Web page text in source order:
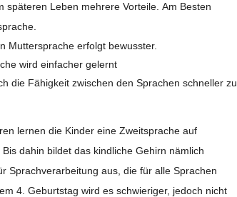
späteren Leben mehrere Vorteile. Am Besten
Muttersprache erfolgt bewusster.
wird einfacher gelernt
die Fähigkeit zwischen den Sprachen schneller zu
lernen die Kinder eine Zweitsprache auf
dahin bildet das kindliche Gehirn nämlich
Sprachverarbeitung aus, die für alle Sprachen
4. Geburtstag wird es schwieriger, jedoch nicht